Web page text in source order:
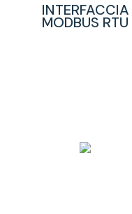
INTERFACCIA
MODBUS RTU